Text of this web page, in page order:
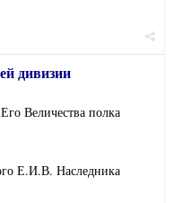
дивизии
Величества полка
Е.И.В. Наследника